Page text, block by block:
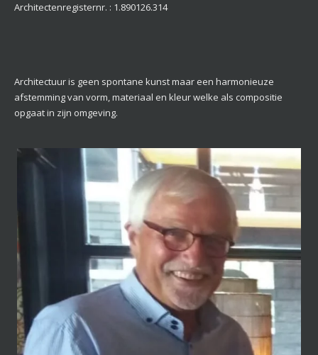
Architectenregisternr. : 1.890126.314
Architectuur is geen spontane kunst maar een harmonieuze
afstemming van vorm, materiaal en kleur welke als compositie
opgaat in zijn omgeving.